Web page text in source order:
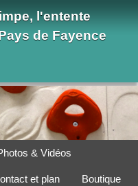
l'entente
de Fayence
& Vidéos
et plan Boutique